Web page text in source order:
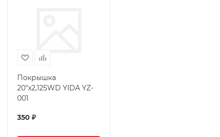
Покрышка
20"х2,125WD YIDA YZ-
001
350 ₽